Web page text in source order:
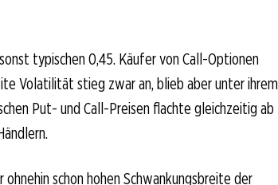
typischen 0,45. Käufer von Call-Optionen
Volatilität stieg zwar an, blieb aber unter ihrem
Put- und Call-Preisen flachte gleichzeitig ab
schon hohen Schwankungsbreite der